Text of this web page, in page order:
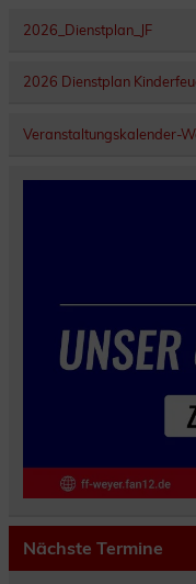
2026_Dienstplan_JF
2026 Dienstplan
Veranstaltungskalender-
Nächste Termine